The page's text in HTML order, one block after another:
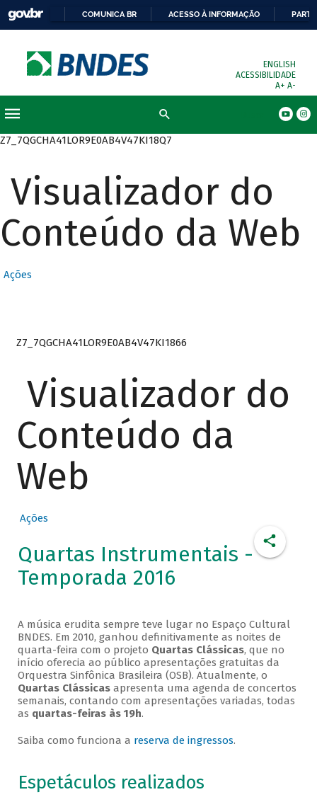
COMUNICA BR ACESSO À INFORMAÇÃO
ENGLISH
ACESSIBILIDADE
A+ A-
Z7_7QGCHA41LOR9E0AB4V47KI18Q7
Visualizador do
Conteúdo da Web
Ações
Z7_7QGCHA41LOR9E0AB4V47KI1866
Visualizador do
Conteúdo da
Web
Ações
Quartas Instrumentais -
Temporada 2016
A música erudita sempre teve lugar no Espaço Cultural
BNDES. Em 2010, ganhou definitivamente as noites de
quarta-feira com o projeto Quartas Clássicas, que no
início oferecia ao público apresentações gratuitas da
Orquestra Sinfônica Brasileira (OSB). Atualmente, o
Quartas Clássicasapresenta uma agenda de concertos
semanais, contando com apresentações variadas, todas
as quartas-feiras às 19h.
Saiba como funciona a reserva de ingressos.
Espetáculos realizados